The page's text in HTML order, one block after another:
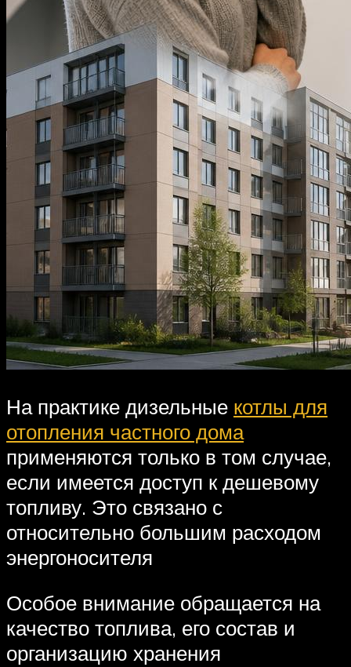
На практике дизельные котлы для
отопления частного дома
применяются только в том случае,
если имеется доступ к дешевому
топливу. Это связано с
относительно большим расходом
энергоносителя
Особое внимание обращается на
качество топлива, его состав и
организацию хранения